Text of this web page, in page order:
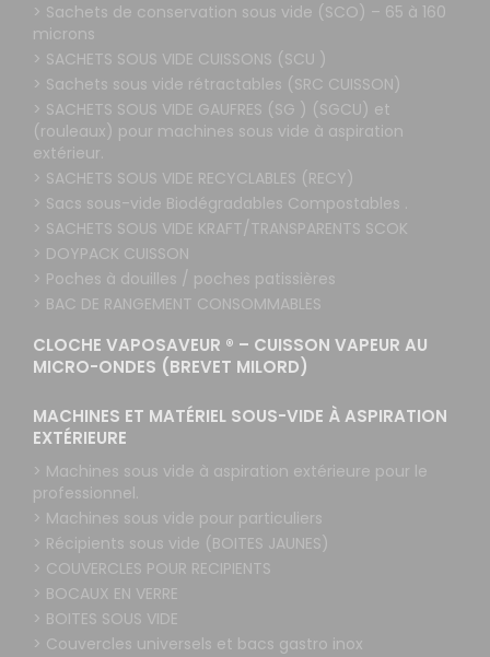
> Sachets de conservation sous vide (SCO) – 65 à 160
microns
> SACHETS SOUS VIDE CUISSONS (SCU )
> Sachets sous vide rétractables (SRC CUISSON)
> SACHETS SOUS VIDE GAUFRES (SG ) (SGCU) et
(rouleaux) pour machines sous vide à aspiration
extérieur.
> SACHETS SOUS VIDE RECYCLABLES (RECY)
> Sacs sous-vide Biodégradables Compostables .
> SACHETS SOUS VIDE KRAFT/TRANSPARENTS SCOK
> DOYPACK CUISSON
> Poches à douilles / poches patissières
> BAC DE RANGEMENT CONSOMMABLES
CLOCHE VAPOSAVEUR ® – CUISSON VAPEUR AU
MICRO-ONDES (BREVET MILORD)
MACHINES ET MATÉRIEL SOUS-VIDE À ASPIRATION
EXTÉRIEURE
> Machines sous vide à aspiration extérieure pour le
professionnel.
> Machines sous vide pour particuliers
> Récipients sous vide (BOITES JAUNES)
> COUVERCLES POUR RECIPIENTS
> BOCAUX EN VERRE
> BOITES SOUS VIDE
> Couvercles universels et bacs gastro inox